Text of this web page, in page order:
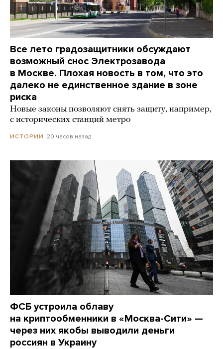
Все лето градозащитники обсуждают
возможный снос Электрозавода
в Москве. Плохая новость в том, что это
далеко не единственное здание в зоне
риска
Новые законы позволяют снять защиту, например,
с исторических станций метро
ИСТОРИИ 20 часов назад
ФСБ устроила облаву
на криптообменники в «Москва-Сити» —
через них якобы выводили деньги
россиян в Украину